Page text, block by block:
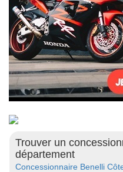
Trouver un
département
Concessionnaire Benelli